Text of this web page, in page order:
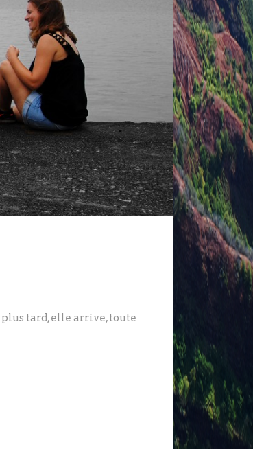
tard, elle arrive, toute